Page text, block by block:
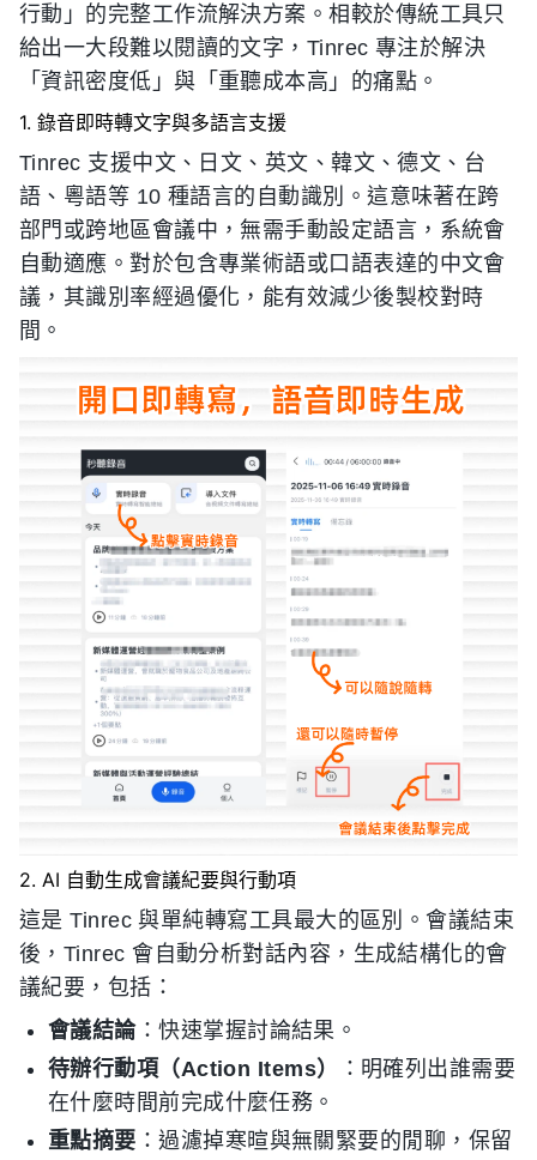
行動」的完整工作流解決方案。相較於傳統工具只
給出一大段難以閱讀的文字，Tinrec 專注於解決
「資訊密度低」與「重聽成本高」的痛點。
1. 錄音即時轉文字與多語言支援
Tinrec 支援中文、日文、英文、韓文、德文、台
語、粵語等 10 種語言的自動識別。這意味著在跨
部門或跨地區會議中，無需手動設定語言，系統會
自動適應。對於包含專業術語或口語表達的中文會
議，其識別率經過優化，能有效減少後製校對時
間。
2. AI 自動生成會議紀要與行動項
這是 Tinrec 與單純轉寫工具最大的區別。會議結束
後，Tinrec 會自動分析對話內容，生成結構化的會
議紀要，包括：
會議結論：快速掌握討論結果。
待辦行動項（Action Items）
：明確列出誰需要
在什麼時間前完成什麼任務。
重點摘要 ：過濾掉寒暄與無關緊要的閒聊，保留